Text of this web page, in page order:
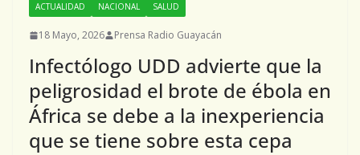
ACTUALIDAD NACIONAL SALUD
18 Mayo, 2026 Prensa Radio Guayacán
Infectólogo UDD advierte que la
peligrosidad el brote de ébola en
África se debe a la inexperiencia
que se tiene sobre esta cepa